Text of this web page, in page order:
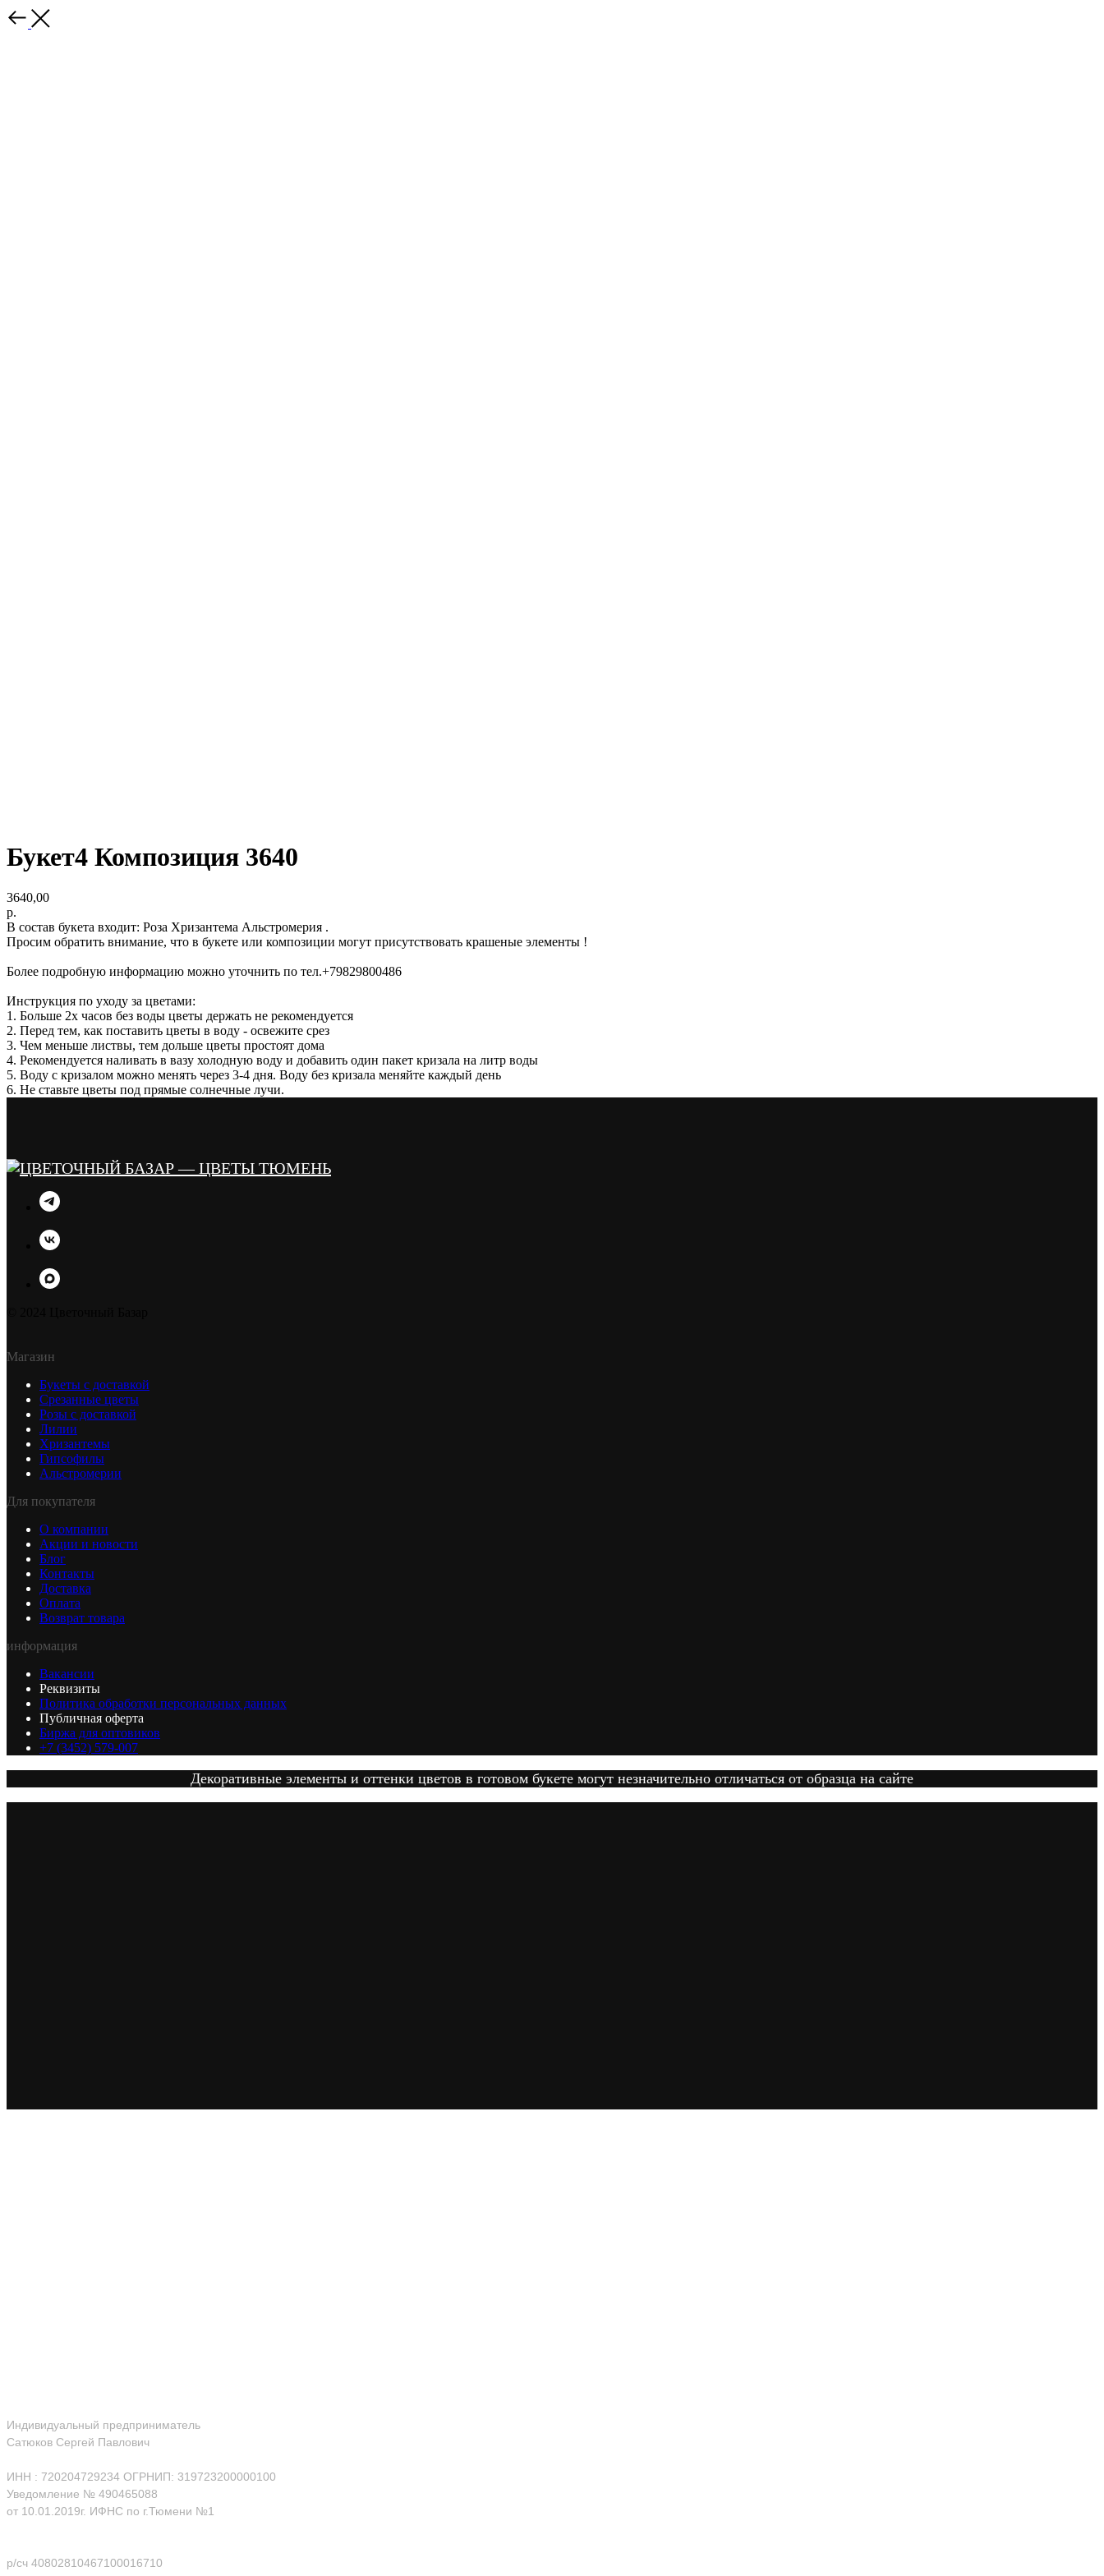
Букет4 Композиция 3640
3640,00
р.
В состав букета входит: Роза Хризантема Альстромерия .
Просим обратить внимание, что в букете или композиции могут присутствовать крашеные элементы !
Более подробную информацию можно уточнить по тел.+79829800486
Инструкция по уходу за цветами:
1. Больше 2х часов без воды цветы держать не рекомендуется
2. Перед тем, как поставить цветы в воду - освежите срез
3. Чем меньше листвы, тем дольше цветы простоят дома
4. Рекомендуется наливать в вазу холодную воду и добавить один пакет кризала на литр воды
5. Воду с кризалом можно менять через 3-4 дня. Воду без кризала меняйте каждый день
6. Не ставьте цветы под прямые солнечные лучи.
Магазин
Букеты с доставкой
Срезанные цветы
Розы с доставкой
Лилии
Хризантемы
Гипсофилы
Альстромерии
Для покупателя
О компании
Акции и новости
Блог
Контакты
Доставка
Оплата
Возврат товара
информация
Вакансии
Реквизиты
Политика обработки персональных данных
Публичная оферта
Биржа для оптовиков
+7 (3452) 579-007
Декоративные элементы и оттенки цветов в готовом букете могут незначительно отличаться от образца на сайте
Индивидуальный предприниматель
Сатюков Сергей Павлович
ИНН : 720204729234 ОГРНИП: 319723200000100
Уведомление № 490465088
от 10.01.2019г. ИФНС по г.Тюмени №1
р/сч 40802810467100016710